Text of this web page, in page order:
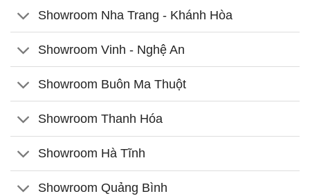
Showroom Nha Trang - Khánh Hòa
Showroom Vinh - Nghệ An
Showroom Buôn Ma Thuột
Showroom Thanh Hóa
Showroom Hà Tĩnh
Showroom Quảng Bình